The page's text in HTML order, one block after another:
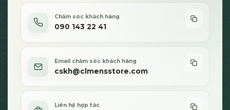
Chăm sóc khách hàng
090 143 22 41
Email chăm sóc khách hàng
cskh@clmensstore.com
Liên hệ hợp tác